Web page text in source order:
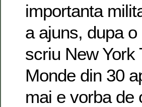
importanta
a ajuns, dupa
scriu New York
Monde din 30
mai e vorba de